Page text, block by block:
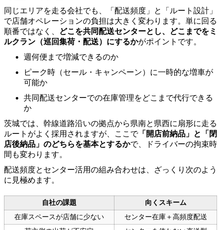
同じエリアを走る会社でも、「配送頻度」と「ルート設計」
で店舗オペレーションの負担は大きく変わります。単に回る
順番ではなく、
どこを共同配送センターとし、どこまでをミ
ルクラン（巡回集荷・配送）にするかがポイントです。
週何便まで増減できるのか
ピーク時（セール・キャンペーン）に一時的な増車が
可能か
共同配送センターでの在庫管理をどこまで代行できる
か
茨城では、幹線道路沿いの拠点から県南と県西に扇形に走る
ルートがよく採用されますが、ここで「開店前納品」と「閉
店後納品」のどちらを基本とするかで、ドライバーの拘束時
間も変わります。
配送頻度とセンター活用の組み合わせは、ざっくり次のよう
に見極めます。
自社の課題
向くスキーム
在庫スペースが店舗に少ない
センター在庫＋高頻度配送